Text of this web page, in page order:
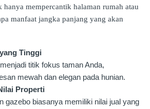
mempercantik halaman rumah atau
manfaat jangka panjang yang akan
Tinggi
titik fokus taman Anda,
mewah dan elegan pada hunian.
Properti
gazebo biasanya memiliki nilai jual yang